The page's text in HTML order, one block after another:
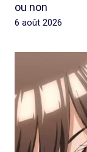
ou non
6 août 2026